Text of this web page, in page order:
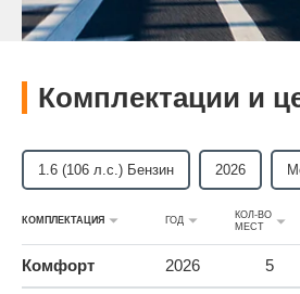
Комплектации и
1.6 (106 л.с.) Бензин 2026
КОМПЛЕКТАЦИЯ ГОД
КОЛ-ВО
МЕСТ
Комфорт 2026 5